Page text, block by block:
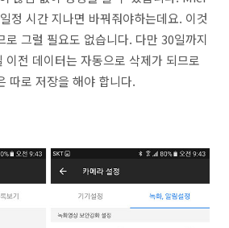
정 시간 지나면 바꿔줘야하는데요. 이것
로 그럴 필요도 없습니다. 다만 30일까지
이전 데이터는 자동으로 삭제가 되므로
따로 저장을 해야 합니다.